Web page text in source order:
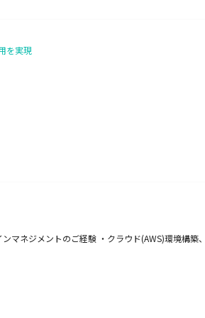
を実現
ネジメントのご経験 ・クラウド(AWS)環境構